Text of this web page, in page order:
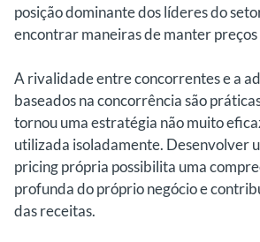
posição dominante dos líderes do
encontrar maneiras de manter
A rivalidade entre concorrentes e a
baseados na concorrência são
tornou uma estratégia não muito
utilizada isoladamente. Desenvolver
pricing própria possibilita uma
profunda do próprio negócio e
das receitas.